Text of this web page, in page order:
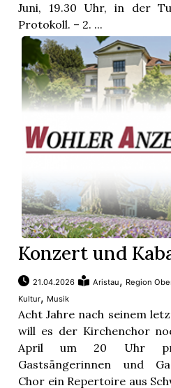
Juni, 19.30 Uhr, in der
Protokoll. – 2. ...
Konzert und
21.04.2026 Aristau, Region
Kultur, Musik
Acht Jahre nach seinem
will es der Kirchenchor
April um 20 Uhr
Gastsängerinnen und
Chor ein Repertoire aus